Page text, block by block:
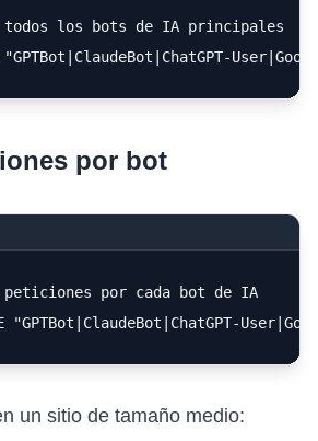
todos los bots de IA principales
por bot
peticiones por cada bot de IA
"GPTBot|ClaudeBot|ChatGPT-
un sitio de tamaño medio: